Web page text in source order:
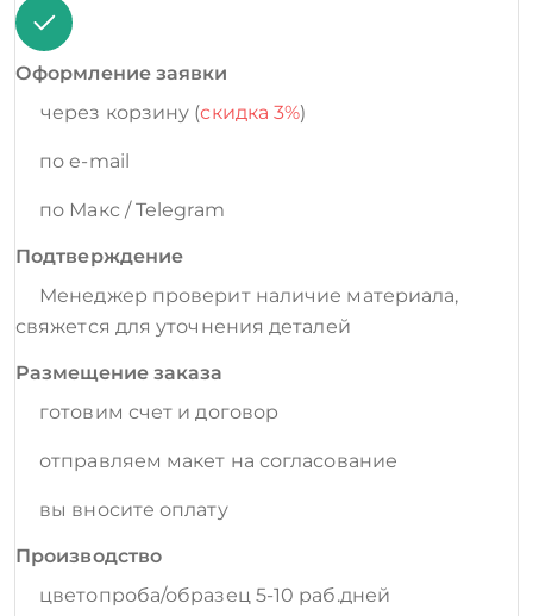
Оформление заявки
через корзину (скидка 3%)
по e-mail
по Макс / Telegram
Подтверждение
Менеджер проверит наличие материала,
свяжется для уточнения деталей
Размещение заказа
готовим счет и договор
отправляем макет на согласование
вы вносите оплату
Производство
цветопроба/образец 5-10 раб.дней